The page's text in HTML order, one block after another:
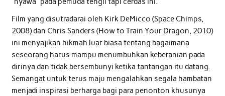
Film yang disutradarai oleh Kirk DeMicco (Space Chimps,
2008) dan Chris Sanders (How to Train Your Dragon, 2010)
ini menyajikan hikmah luar biasa tentang bagaimana
seseorang harus mampu menumbuhkan keberanian pada
dirinya dan tidak bersembunyi ketika tantangan itu datang.
Semangat untuk terus maju mengalahkan segala hambatan
menjadi inspirasi berharga bagi para penonton khusunya